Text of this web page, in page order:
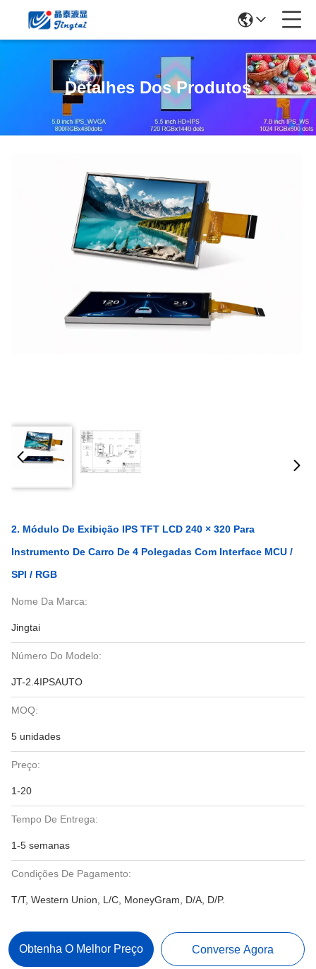
Detalhes Dos Produtos
2. Módulo De Exibição IPS TFT LCD 240 × 320 Para
Instrumento De Carro De 4 Polegadas Com Interface MCU /
SPI / RGB
Nome Da Marca:
Jingtai
Número Do Modelo:
JT-2.4IPSAUTO
MOQ:
5 unidades
Preço:
1-20
Tempo De Entrega:
1-5 semanas
Condições De Pagamento:
T/T, Western Union, L/C, MoneyGram, D/A, D/P.
Obtenha O Melhor Preço Converse Agora